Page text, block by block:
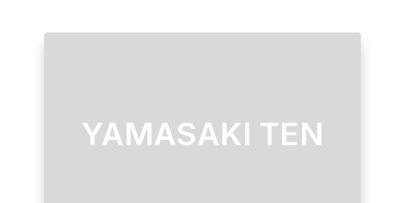
YAMASAKI TEN